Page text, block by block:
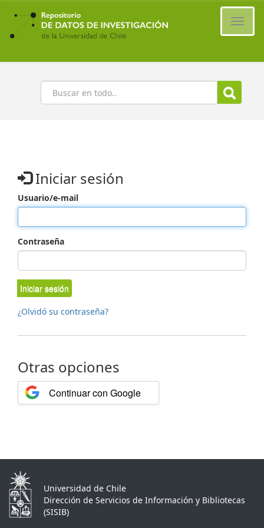
Ir
contenido
principal
Buscar
Iniciar sesión
Usuario/e-mail
Contraseña
Iniciar sesión
¿Olvidó su contraseña?
Otras opciones
Continuar con Google
Universidad de Chile
Dirección de Servicios de Información y Bibliotecas
(SISIB)